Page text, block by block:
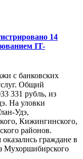
14
IT-
с банковских
Общий
331 рубль, из
На уловки
Удэ,
Кижингинского,
районов.
граждане в
Мухоршибирского